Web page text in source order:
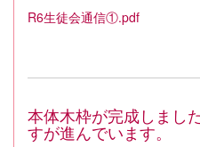
R6生徒会通信①.pdf
本体木枠が完成しまし
すが進んでいます。